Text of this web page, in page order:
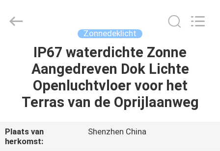
PRODUCTEN
ONS
Ltd..
Zonnedeklicht
IP67 waterdichte Zonne
Aangedreven Dok Lichte
Openluchtvloer voor het
Terras van de Oprijlaanweg
Plaats van
herkomst:
Shenzhen China